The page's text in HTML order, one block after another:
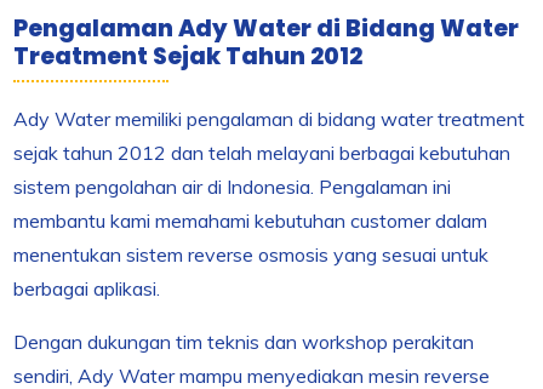
Pengalaman Ady Water di Bidang Water
Treatment Sejak Tahun 2012
Ady Water memiliki pengalaman di bidang water treatment
sejak tahun 2012 dan telah melayani berbagai kebutuhan
sistem pengolahan air di Indonesia. Pengalaman ini
membantu kami memahami kebutuhan customer dalam
menentukan sistem reverse osmosis yang sesuai untuk
berbagai aplikasi.
Dengan dukungan tim teknis dan workshop perakitan
sendiri, Ady Water mampu menyediakan mesin reverse